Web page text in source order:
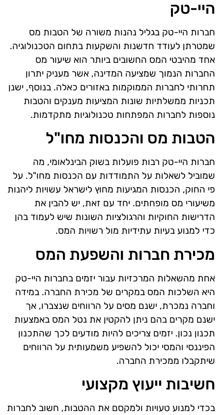
היי-טק
חברות היי-טק בגליל נהנות משורה של הטבות מס
שמטרתן לעודד חדשנות והשקעות בתחום הטכנולוגיה.
אחד מהיבטי המס החשובים ביותר הוא שיעור מס
החברות הנמוך שמציעה המדינה, אשר מעניק יתרון
תחרותי לחברות הממוקמות באזורים כאלה. בנוסף, ישנן
תכניות ממשלתיות שונות המציעות מענקים והטבות
נוספות לחברות המפתחות טכנולוגיות מתקדמות.
הטבות מס והכנסות מחו"ל
חברות היי-טק רבות פועלות בשוק הבינלאומי, מה
שמוביל לשאלות על התמודדות עם הכנסות מחו"ל. על
פי החוק, הכנסות המגיעות מחוץ לישראל עשויות ליהנות
משיעורי מס מופחתים. יחד עם זאת, יש להבין את
הדרישות החוקיות והרגולציות השונות שיש לעמוד בהן
כדי למנוע בעיות עתידיות מול רשויות המס.
מכירת חברות והשפעת המס
אחת מהשאלות המרכזיות עבור יזמים בחברות היי-טק
היא השלכות המס במקרים של מכירת החברה. במידה
וחברה נמכרת, ישנם מסים על הרווחים שנצברו, אך
ישנם מקרים בהם ניתן להקטין את נטל המס באמצעות
תכנון נכון. יזמים צריכים להיות מודעים לכך שהתכנון
הפיננסי והמסי יכול להשפיע משמעותית על הרווחים
שיתקבלו ממכירת החברה.
חשיבות ייעוץ מקצועי
בכדי למנוע טעויות ולמקסם את ההטבות, חשוב לחברות